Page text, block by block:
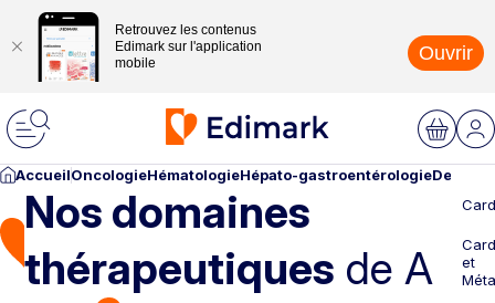
Retrouvez les contenus
Edimark sur l'application
mobile
Ouvrir
AccueilOncologieHématologieHépato-gastroentérologie
Nos domaines
thérapeutiques de A
et